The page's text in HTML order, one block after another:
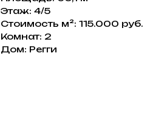
Этаж: 4/5
Стоимость м²: 115.000 руб.
Комнат: 2
Дом: Регги